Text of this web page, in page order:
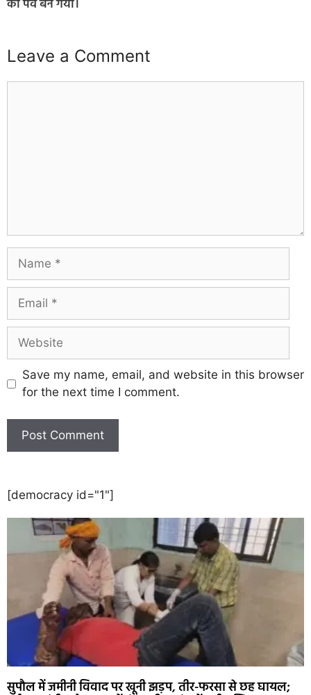
का पर्व बन गया।
Leave a Comment
Save my name, email, and website in this browser
for the next time I comment.
[democracy id="1"]
सुपौल में जमीनी विवाद पर खूनी झड़प, तीर-फरसा से छह घायल;